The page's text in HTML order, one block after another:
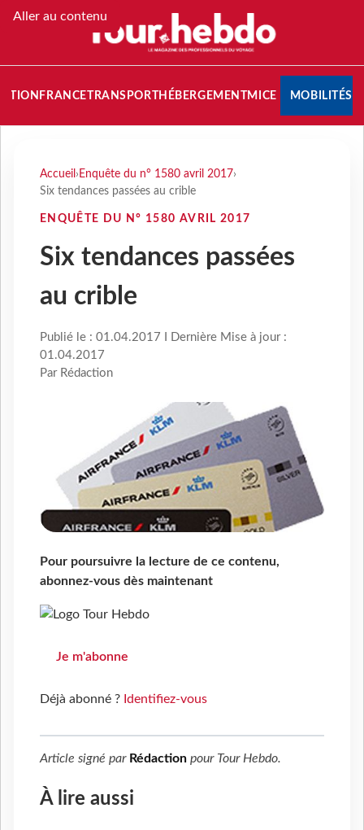
Aller au contenu
FRANCETRANSPORT HÉBERGEMENTMICE MOBILITÉS
Accueil › Enquête du n° 1580 avril 2017›
Six tendances passées au crible
ENQUÊTE DU N° 1580 AVRIL 2017
Six tendances passées
au crible
Publié le : 01.04.2017 I Dernière Mise à jour :
01.04.2017
Par Rédaction
Pour poursuivre la lecture de ce contenu,
abonnez-vous dès maintenant
Je m'abonne
Déjà abonné ? Identifiez-vous
Article signé par Rédaction pour Tour Hebdo.
À lire aussi